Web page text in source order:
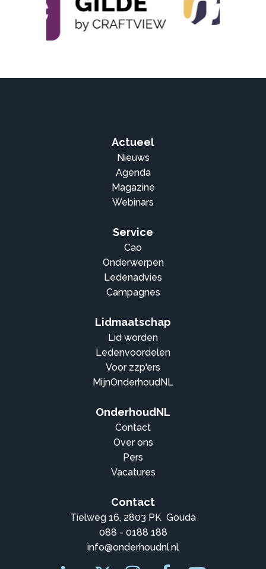
Actueel
Nieuws
Agenda
Magazine
Webinars
Service
Cao
Onderwerpen
Ledenadvies
Campagnes
Lidmaatschap
Lid worden
Ledenvoordelen
Voor zzp'ers
MijnOnderhoudNL
OnderhoudNL
Contact
Over ons
Pers
Vacatures
Contact
Tielweg 16, 2803 PK Gouda
088 - 0188 188
info@onderhoudnl.nl